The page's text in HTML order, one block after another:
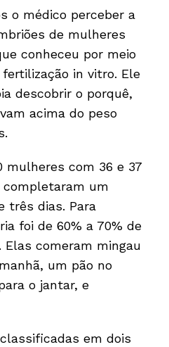
o médico perceber a
de mulheres
conheceu por meio
in vitro. Ele
descobrir o porquê,
acima do peso
mulheres com 36 e 37
completaram um
três dias. Para
foi de 60% a 70% de
comeram mingau
um pão no
o jantar, e
em dois